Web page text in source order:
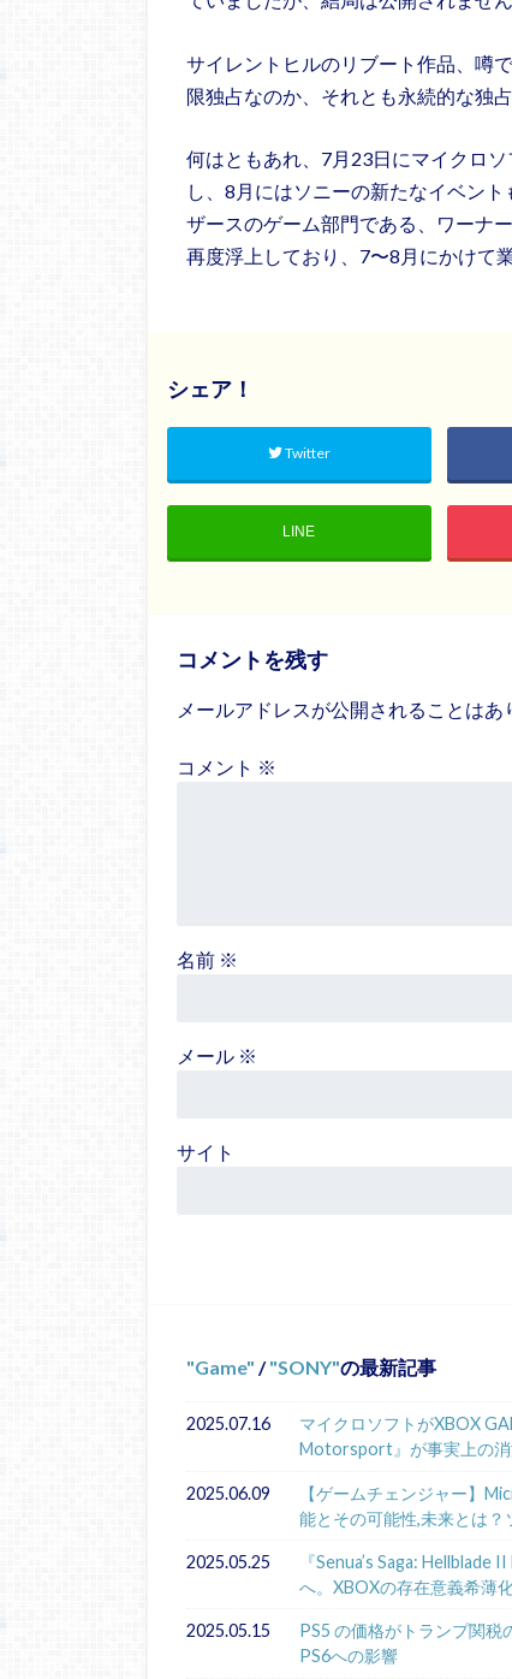
サイレントヒルのリブート作品、噂
限独占なのか、それとも永続的な独
何はともあれ、7月23日にマイクロ
し、8月にはソニーの新たなイベン
ザースのゲーム部門である、ワーナ
再度浮上しており、7〜8月にかけて
シェア！
Twitter
LINE
コメントを残す
メールアドレスが公開されることはあ
コメント ※
名前 ※
メール ※
サイト
Game / SONY の最新記事
2025.07.16
マイクロソフトがXBOX
Motorsport』が事実上の消
2025.06.09
【ゲームチェンジャー】
能とその可能性,未来とは？
2025.05.25
『Senua’s Saga:
へ。XBOXの存在意義希薄化
2025.05.15
PS5 の価格がトランプ関
PS6への影響